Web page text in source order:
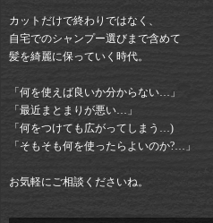
カットだけで終わりではなく、
自宅でのシャンプー選びまで含めて
髪を綺麗に保っていく時代。
「何を使えば良いか分からない…」
「最近まとまりが悪い…」
「何をつけても広がってしまう…)
「そもそも何を使ったらよいのか?…」
お気軽にご相談くださいね。